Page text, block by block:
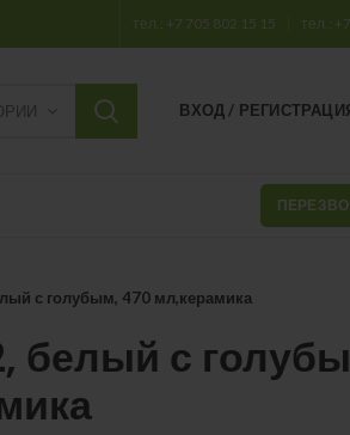
тел.: +7 705 802 15 15 тел.:
ВХОД /
с голубым, 470 мл,керамика
белый с